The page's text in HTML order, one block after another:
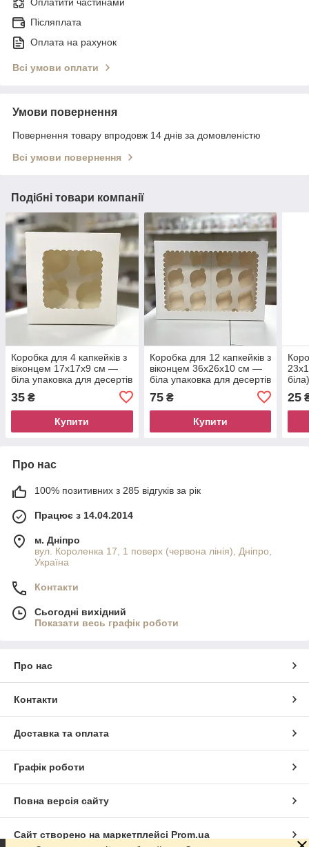
Оплатити частинами
Післяплата
Оплата на рахунок
Всі умови оплати
Умови повернення
Повернення товару впродовж 14 днів за домовленістю
Всі умови повернення
Подібні товари компанії
Коробка для 4 капкейків з
віконцем 17х17х9 см —
біла упаковка для десертів
35 ₴
Купити
Коробка для 12 капкейків з
віконцем 36х26х10 см —
біла упаковка для десертів
75₴
Купити
25
Про нас
100% позитивних з 285 відгуків за рік
Працює з 14.04.2014
м. Дніпро
вул. Короленка 17, 1 поверх (червона лінія), Дніпро,
Україна
Контакти
Сьогодні вихідний
Показати весь графік роботи
Про нас
Контакти
Доставка та оплата
Графік роботи
Повна версія сайту
Сайт створено на маркетплейсі Prom.ua